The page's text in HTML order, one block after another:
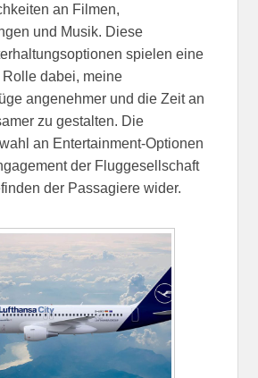
an Filmen,
und Musik. Diese
spielen eine
dabei, meine
angenehmer und die Zeit an
zu gestalten. Die
an Entertainment-Optionen
der Fluggesellschaft
der Passagiere wider.